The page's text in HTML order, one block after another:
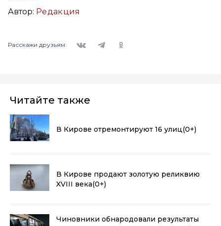
Автор: Редакция
Расскажи друзьям:
Читайте также
В Кирове отремонтируют 16 улиц(0+)
В Кирове продают золотую реликвию
XVIII века(0+)
Чиновники обнародовали результаты